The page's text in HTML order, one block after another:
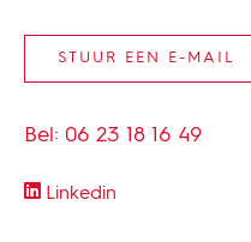
STUUR EEN E-MAIL
Bel: 06 23 18 16 49
Linkedin